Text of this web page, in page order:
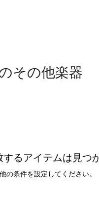
その他楽器
するアイテムは見つ
他の条件を設定してください。